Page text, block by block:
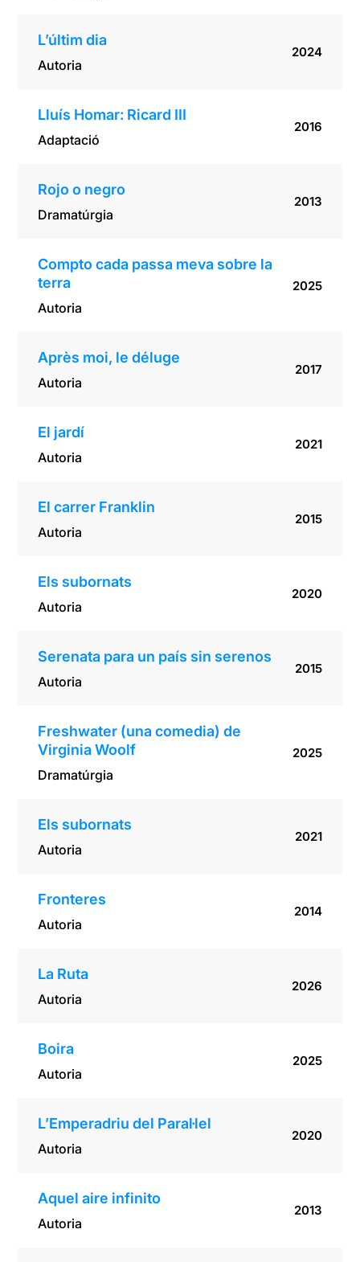
L’últim dia
Autoria
2024
Lluís Homar: Ricard III
Adaptació
2016
Rojo o negro
Dramatúrgia
2013
Compto cada passa meva sobre la
terra
Autoria
2025
Après moi, le déluge
Autoria
2017
El jardí
Autoria
2021
El carrer Franklin
Autoria
2015
Els subornats
Autoria
2020
Serenata para un país sin serenos
Autoria
2015
Freshwater (una comedia) de
Virginia Woolf
Dramatúrgia
2025
Els subornats
Autoria
2021
Fronteres
Autoria
2014
La Ruta
Autoria
2026
Boira
Autoria
2025
L’Emperadriu del Paral·lel
Autoria
2020
Aquel aire infinito
Autoria
2013